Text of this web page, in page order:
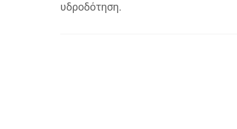
υδροδότηση.